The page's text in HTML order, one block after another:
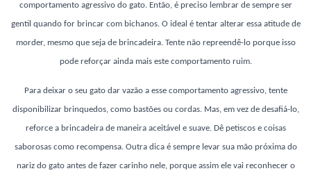
comportamento agressivo do gato. Então, é preciso lembrar de sempre ser
gentil quando for brincar com bichanos. O ideal é tentar alterar essa atitude de
morder, mesmo que seja de brincadeira. Tente não repreendê-lo porque isso
pode reforçar ainda mais este comportamento ruim.
Para deixar o seu gato dar vazão a esse comportamento agressivo, tente
disponibilizar brinquedos, como bastões ou cordas. Mas, em vez de desafiá-lo,
reforce a brincadeira de maneira aceitável e suave. Dê petiscos e coisas
saborosas como recompensa. Outra dica é sempre levar sua mão próxima do
nariz do gato antes de fazer carinho nele, porque assim ele vai reconhecer o